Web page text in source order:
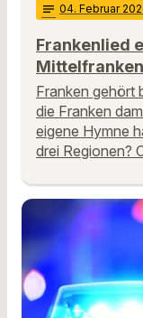
notes 04. Februar
Frankenlied
Mittelfranken
Franken gehört
die Franken
eigene Hymne
drei Regionen?